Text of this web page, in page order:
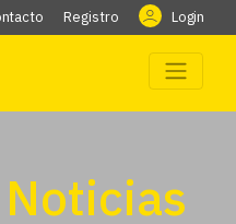
Registro Login
Noticias